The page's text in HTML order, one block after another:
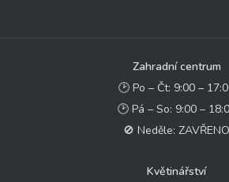
Zahradní centrum
🕑 Po – Čt: 9:00 –
🕑 Pá – So: 9:00 –
🚫 Neděle: ZAVŘENO
Květinářství